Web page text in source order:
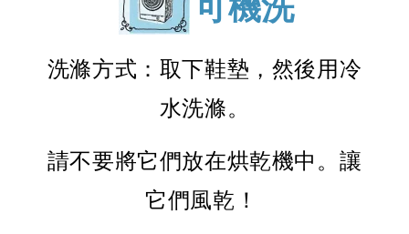
洗滌方式：取下鞋墊，然後用冷
水洗滌。
請不要將它們放在烘乾機中。讓
它們風乾！